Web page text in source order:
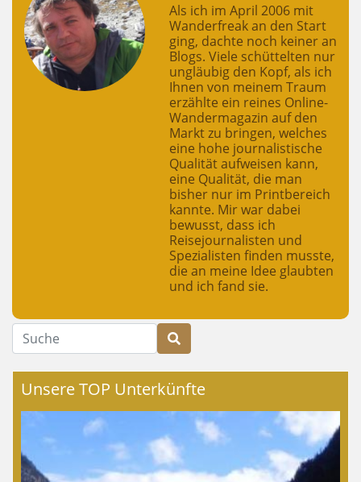
Als ich im April 2006 mit
Wanderfreak an den Start
ging, dachte noch keiner an
Blogs. Viele schüttelten nur
ungläubig den Kopf, als ich
Ihnen von meinem Traum
erzählte ein reines Online-
Wandermagazin auf den
Markt zu bringen, welches
eine hohe journalistische
Qualität aufweisen kann,
eine Qualität, die man
bisher nur im Printbereich
kannte. Mir war dabei
bewusst, dass ich
Reisejournalisten und
Spezialisten finden musste,
die an meine Idee glaubten
und ich fand sie.
Suche
Unsere TOP Unterkünfte